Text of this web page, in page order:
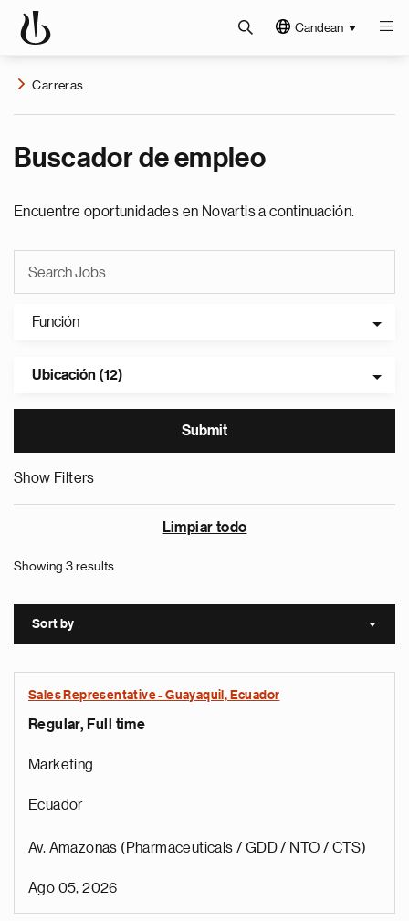
Candean
Carreras
Buscador de empleo
Encuentre oportunidades en Novartis a continuación.
Función
Ubicación (12)
Show Filters
Limpiar todo
Showing 3 results
Sort by Sort
Sales Representative - Guayaquil, Ecuador
Regular, Full time
Marketing
Ecuador
Av. Amazonas (Pharmaceuticals / GDD / NTO / CTS)
Ago 05, 2026